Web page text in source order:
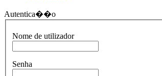
Autentica��o
Nome de utilizador
Senha